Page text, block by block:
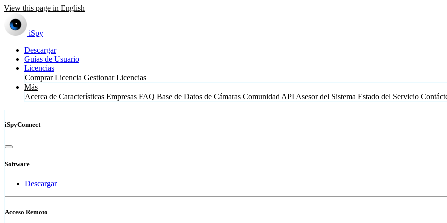
View this page in English
iSpy
Descargar
Guías de Usuario
Licencias
Comprar Licencia Gestionar Licencias
Más
Acerca de Características Empresas FAQ Base de Datos de Cámaras Comunidad API Asesor del Sistema Estado del Servicio
iSpyConnect
Software
Descargar
Acceso Remoto